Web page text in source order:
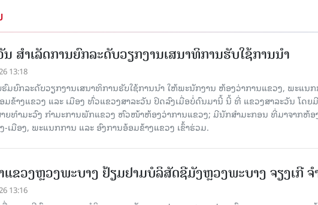
ນ ສໍາເລັດການຍົກລະດັບວຽກງານເສນາທິການຮັບໃຊ້ການນໍາ
13:18
ມຍົກລະດັບວຽກງານເສນາທິການຮັບໃຊ້ການນໍາ ໃຫ້ພະນັກງານ ຫ້ອງວ່າການແຂວງ, ພະແນ
ມຂ້າງແຂວງ ແລະ ເມືອງ ທົ່ວແຂວງສາລະວັນ ປິດລົງເມື່ອ​ບໍ່​ດົນ​ມາ​ນີ້ ນີ້ ທີ່ ແຂວງສາລະວັນ ໂດຍ​
ຍທຳມະວົງ ກຳມະການພັກແຂວງ ຫົວໜ້າຫ້ອງວ່າການແຂວງ; ມີນັກສຳມະກອນ ທີ່ມາຈາກຫ້ອ
-ເມືອງ, ພະແນກການ ແລະ ອົງການອ້ອມຂ້າງແຂວງ ເຂົ້າຮ່ວມ.
ແຂວງຫຼວງພະບາງ ຢ້ຽມ​ຢາມບໍ​ລິ​ສັດຊີມັງຫຼວງພະບາງ ຈຽງເກີ ຈໍ
13:16